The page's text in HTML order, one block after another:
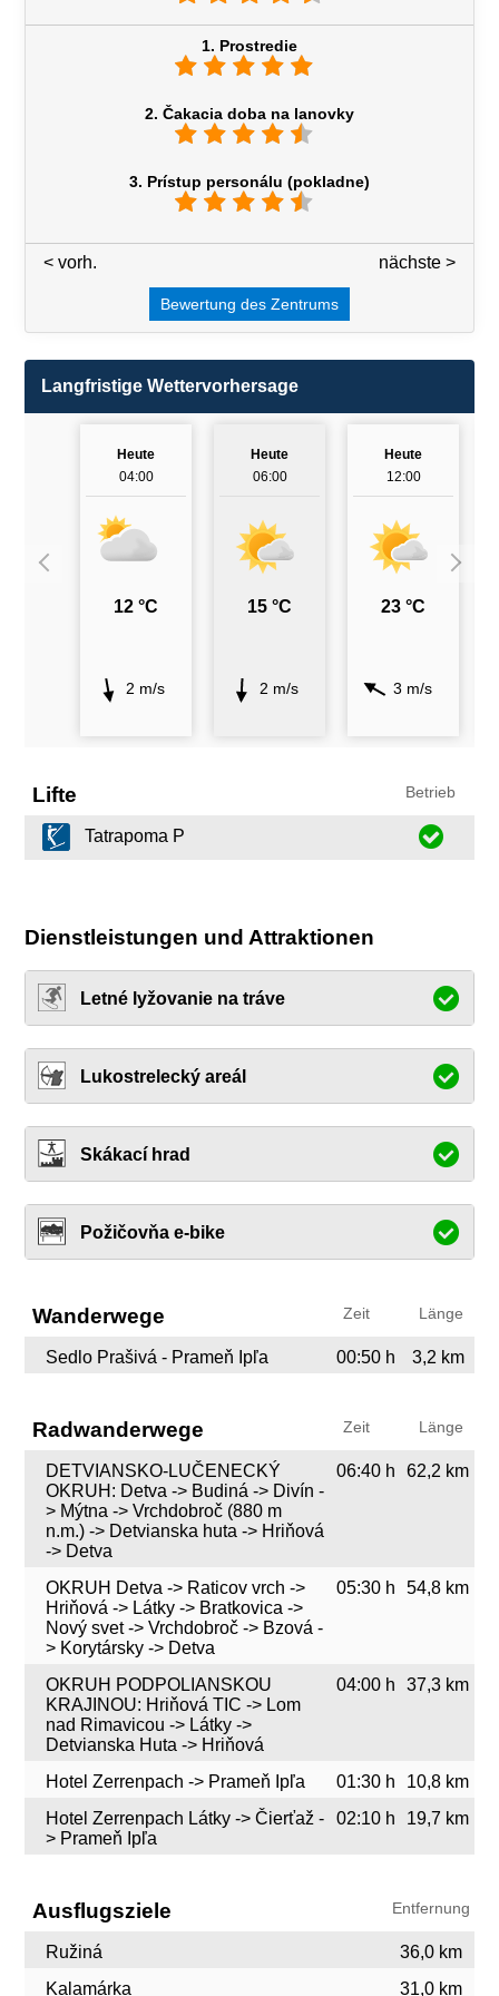
1. Prostredie
2. Čakacia doba na lanovky
3. Prístup personálu (pokladne)
nächste >
< vorh.
Bewertung des Zentrums
Langfristige Wettervorhersage
Heute
04:00
12 °C
2 m/s
Heute
06:00
15 °C
2 m/s
Heute
12:00
23 °C
3 m/s
Lifte Betrieb
Tatrapoma P
Dienstleistungen und Attraktionen
Letné lyžovanie na tráve
Lukostrelecký areál
Skákací hrad
Požičovňa e-bike
Wanderwege Zeit Länge
Sedlo Prašivá - Prameň Ipľa 00:50 h 3,2 km
Radwanderwege Zeit Länge
DETVIANSKO-LUČENECKÝ
OKRUH: Detva -> Budiná -> Divín -
> Mýtna -> Vrchdobroč (880 m
n.m.) -> Detvianska huta -> Hriňová
-> Detva
06:40 h 62,2 km
OKRUH Detva -> Raticov vrch ->
Hriňová -> Látky -> Bratkovica ->
Nový svet -> Vrchdobroč -> Bzová -
> Korytársky -> Detva
05:30 h 54,8 km
OKRUH PODPOLIANSKOU
KRAJINOU: Hriňová TIC -> Lom
nad Rimavicou -> Látky ->
Detvianska Huta -> Hriňová
04:00 h 37,3 km
Hotel Zerrenpach -> Prameň Ipľa 01:30 h
10,8 km
Hotel Zerrenpach Látky -> Čierťaž -
> Prameň Ipľa
02:10 h 19,7 km
Ausflugsziele Entfernung
Ružiná
36,0 km
Kalamárka
31,0 km